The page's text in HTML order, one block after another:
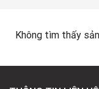
Không tìm thấy